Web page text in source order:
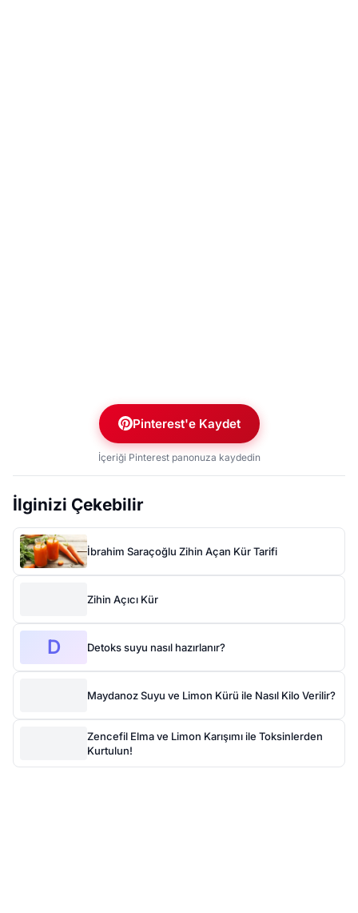
Pinterest'e Kaydet
İçeriği Pinterest panonuza kaydedin
İlginizi Çekebilir
İbrahim Saraçoğlu Zihin Açan Kür Tarifi
Zihin Açıcı Kür
D Detoks suyu nasıl hazırlanır?
Maydanoz Suyu ve Limon Kürü ile Nasıl Kilo Verilir?
Zencefil Elma ve Limon Karışımı ile Toksinlerden
Kurtulun!